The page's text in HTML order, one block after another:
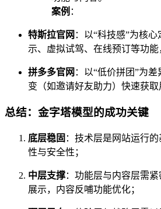
案例 ：
特斯拉官网 ：以“科技感”为核
示、虚拟试驾、在线预订等功能
拼多多官网 ：以“低价拼团”为
变（如邀请好友助力）快速获取
总结：金字塔模型的成功关键
底层稳固 ：技术层是网站运行
性与安全性；
中层支撑：功能层与内容层需
展示，内容反哺功能优化；